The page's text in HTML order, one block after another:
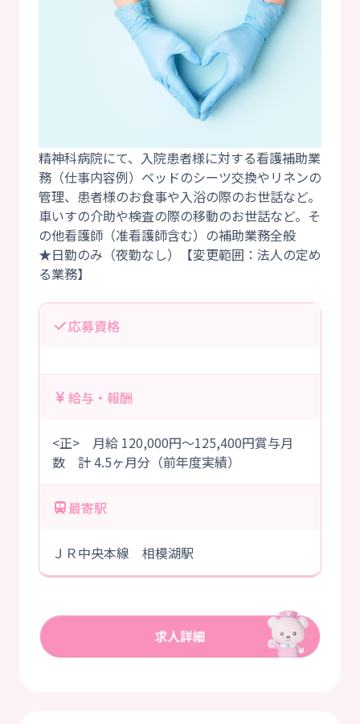
精神科病院にて、入院患者様に対する看護補助業
務（仕事内容例）ベッドのシーツ交換やリネンの
管理、患者様のお食事や入浴の際のお世話など。
車いすの介助や検査の際の移動のお世話など。そ
の他看護師（准看護師含む）の補助業務全般
★日勤のみ（夜勤なし）【変更範囲：法人の定め
応募資格
給与・報酬
<正> 月給 120,000円～125,400円賞与月
数 計 4.5ヶ月分（前年度実績）
最寄駅
ＪＲ中央本線 相模湖駅